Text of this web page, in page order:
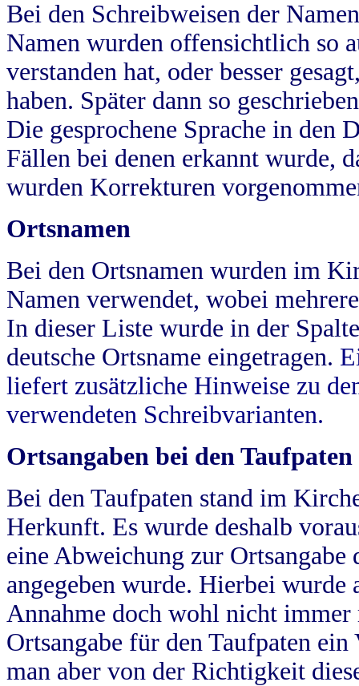
Bei den Schreibweisen der
Namen wurden offensichtlich so
verstanden hat, oder besser
haben. Später dann so
Die gesprochene Sprache in
Fällen bei denen erkannt wurde,
wurden Korrekturen
Ortsnamen
Bei den Ortsnamen wurden im
Namen verwendet, wobei
In dieser Liste wurde in der
deutsche Ortsname eingetragen.
liefert zusätzliche Hinweise zu
verwendeten Schreibvarianten.
Ortsangaben bei den Taufpaten
Bei den Taufpaten stand im
Herkunft. Es wurde deshalb
eine Abweichung zur
angegeben wurde. Hierbei wurde
Annahme doch wohl nicht
Ortsangabe für den Taufpaten
man aber von der Richtigkeit